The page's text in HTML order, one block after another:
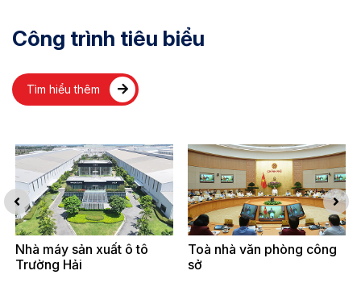
Công trình tiêu biểu
Tìm hiểu thêm
Nhà máy sản xuất ô tô
Trường Hải
Toà nhà văn phòng công
sở